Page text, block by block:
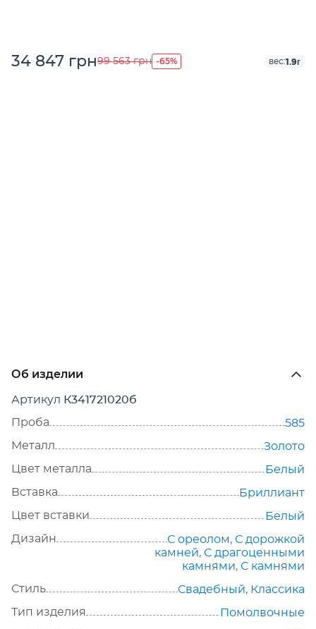
Об изделии
Артикул К341721020б
Проба
585
Металл
Золото
Цвет металла
Белый
Вставка
Бриллиант
Цвет вставки
Белый
Дизайн
С ореолом, С дорожкой
камней, С драгоценными
камнями, С камнями
Стиль
Свадебный, Классика
Тип изделия
Помолвочные
34 847 грн99 563 грн -65% вес:1.9г